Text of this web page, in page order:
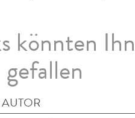
könnten
gefallen